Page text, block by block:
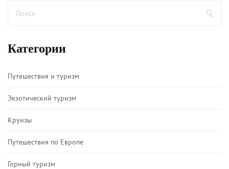
Категории
Путешествия и туризм
Экзотический туризм
Круизы
Путешествия по Европе
Горный туризм